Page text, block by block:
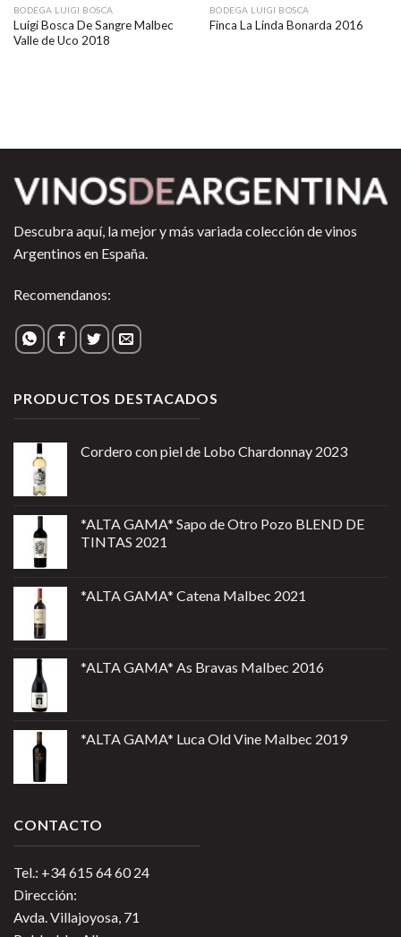
BODEGA LUIGI BOSCA
Luigi Bosca De Sangre Malbec
Valle de Uco 2018
BODEGA LUIGI BOSCA
Finca La Linda Bonarda 2016
Descubra aquí, la mejor y más variada colección de vinos
Argentinos en España.
Recomendanos:
PRODUCTOS DESTACADOS
Cordero con piel de Lobo Chardonnay 2023
*ALTA GAMA* Sapo de Otro Pozo BLEND DE
TINTAS 2021
*ALTA GAMA* Catena Malbec 2021
*ALTA GAMA* As Bravas Malbec 2016
*ALTA GAMA* Luca Old Vine Malbec 2019
CONTACTO
Tel.: +34 615 64 60 24
Dirección:
Avda. Villajoyosa, 71